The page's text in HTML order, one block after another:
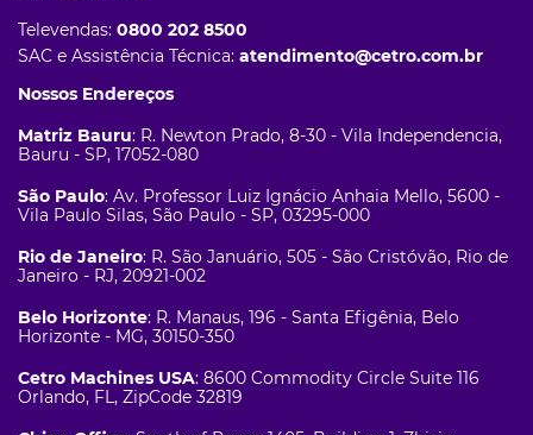
Televendas: 0800 202 8500
SAC e Assistência Técnica: atendimento@cetro.com.br
Nossos Endereços
Matriz Bauru: R. Newton Prado, 8-30 - Vila Independencia,
Bauru - SP, 17052-080
São Paulo: Av. Professor Luiz Ignácio Anhaia Mello, 5600 -
Vila Paulo Silas, São Paulo - SP, 03295-000
Rio de Janeiro: R. São Januário, 505 - São Cristóvão, Rio de
Janeiro - RJ, 20921-002
Belo Horizonte: R. Manaus, 196 - Santa Efigênia, Belo
Horizonte - MG, 30150-350
Cetro Machines USA: 8600 Commodity Circle Suite 116
Orlando, FL, ZipCode 32819